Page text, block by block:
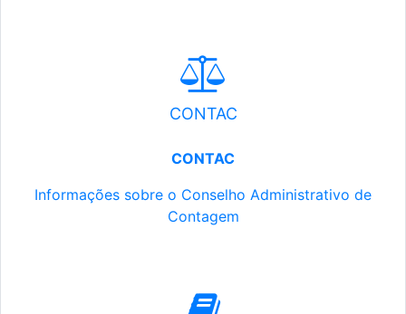
CONTAC
CONTAC
Informações sobre o Conselho Administrativo de
Contagem